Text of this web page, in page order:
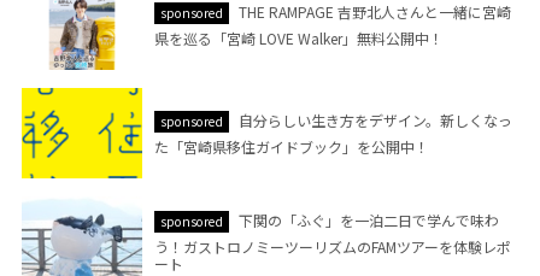
sponsored
THE RAMPAGE 吉野北人さんと一緒に宮崎
県を巡る「宮崎 LOVE Walker」無料公開中！
sponsored
自分らしい生き方をデザイン。新しくなっ
た「宮崎県移住ガイドブック」を公開中！
sponsored
下関の「ふぐ」を一泊二日で学んで味わ
う！ガストロノミーツーリズムのFAMツアーを体験レポ
ート